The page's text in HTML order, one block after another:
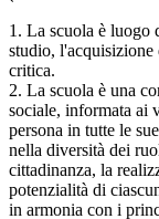
1. La scuola è luogo
studio, l'acquisizione
critica.
2. La scuola è una
sociale, informata ai
persona in tutte le
nella diversità dei
cittadinanza, la
potenzialità di
in armonia con i